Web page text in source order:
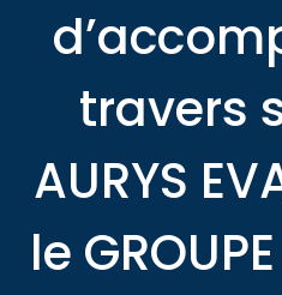
travers
AURYS
le